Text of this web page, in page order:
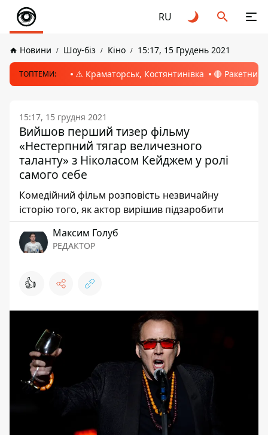
RU
Новини Шоу-біз Кіно 15:17, 15 Грудень 2021
ТОПТЕМИ: ⚠️ Краматорськ, Костянтинівка 🔴 Ракетний
15:17, 15 грудня 2021
Вийшов перший тизер фільму
«Нестерпний тягар величезного
таланту» з Ніколасом Кейджем у ролі
самого себе
Комедійний фільм розповість незвичайну
історію того, як актор вирішив підзаробити
Максим Голуб
РЕДАКТОР
👍